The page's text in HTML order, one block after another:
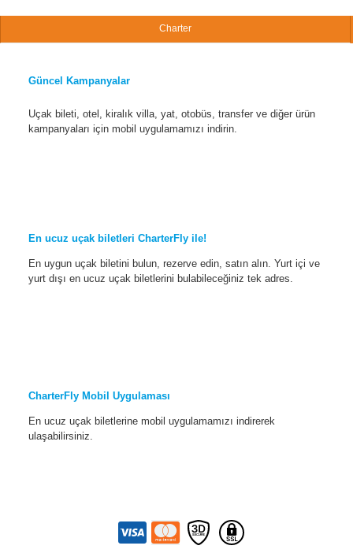
Charter
Güncel Kampanyalar
Uçak bileti, otel, kiralık villa, yat, otobüs, transfer ve diğer ürün
kampanyaları için mobil uygulamamızı indirin.
En ucuz uçak biletleri CharterFly ile!
En uygun uçak biletini bulun, rezerve edin, satın alın. Yurt içi ve
yurt dışı en ucuz uçak biletlerini bulabileceğiniz tek adres.
CharterFly Mobil Uygulaması
En ucuz uçak biletlerine mobil uygulamamızı indirerek
ulaşabilirsiniz.